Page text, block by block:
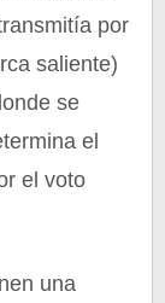
por
saliente)
se
el
el voto
una